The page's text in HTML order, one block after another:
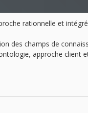
rationnelle et
des champs de
approche client